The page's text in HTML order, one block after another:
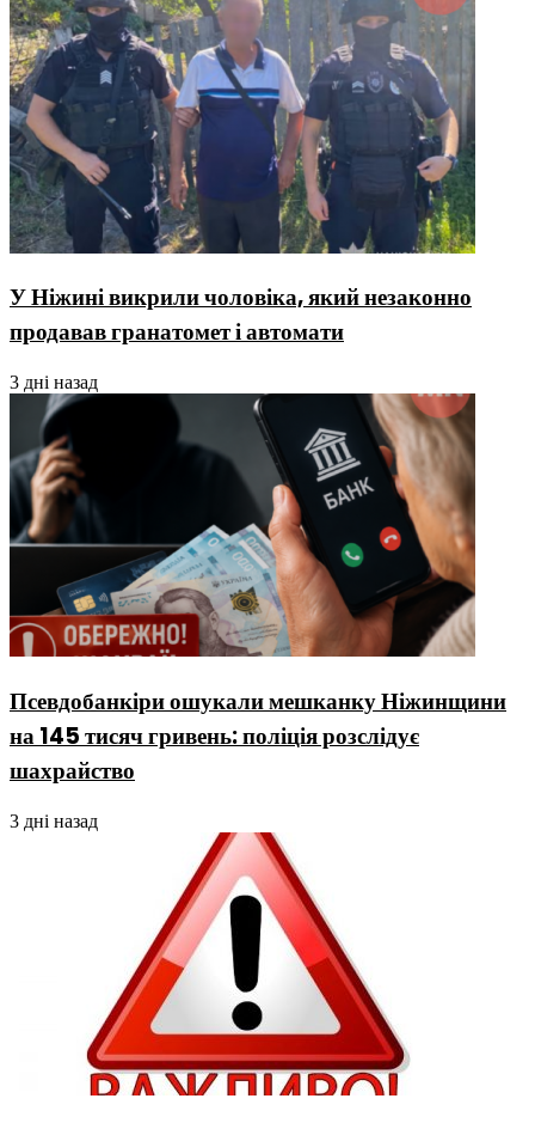
У Ніжині викрили чоловіка, який незаконно
продавав гранатомет і автомати
3 дні назад
Псевдобанкіри ошукали мешканку Ніжинщини
на 145 тисяч гривень: поліція розслідує
шахрайство
3 дні назад